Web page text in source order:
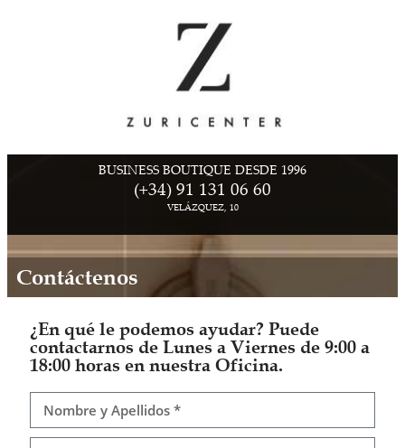
BUSINESS BOUTIQUE DESDE 1996
(+34) 91 131 06 60
VELÁZQUEZ, 10
Contáctenos
¿En qué le podemos ayudar? Puede
contactarnos de Lunes a Viernes de 9:00 a
18:00 horas en nuestra Oficina.